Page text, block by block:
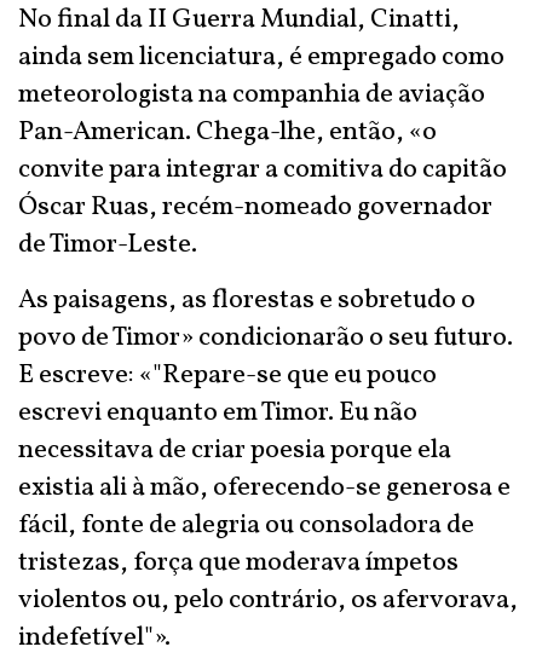
No final da II Guerra Mundial, Cinatti,
ainda sem licenciatura, é empregado como
meteorologista na companhia de aviação
Pan-American. Chega-lhe, então, «o
convite para integrar a comitiva do capitão
Óscar Ruas, recém-nomeado governador
de Timor-Leste.
As paisagens, as florestas e sobretudo o
povo de Timor» condicionarão o seu futuro.
E escreve: «"Repare-se que eu pouco
escrevi enquanto em Timor. Eu não
necessitava de criar poesia porque ela
existia ali à mão, oferecendo-se generosa e
fácil, fonte de alegria ou consoladora de
tristezas, força que moderava ímpetos
violentos ou, pelo contrário, os afervorava,
indefetível"».